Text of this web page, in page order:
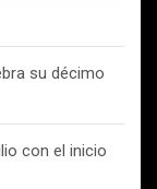
su décimo
con el inicio